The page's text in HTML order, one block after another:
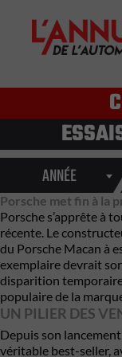
ANNÉE
Porsche met fin à la
Porsche s’apprête à
récente. Le
du Porsche Macan à
exemplaire devrait
disparition temporaire
populaire de la
UN PILIER DES
Depuis son
véritable best-seller,